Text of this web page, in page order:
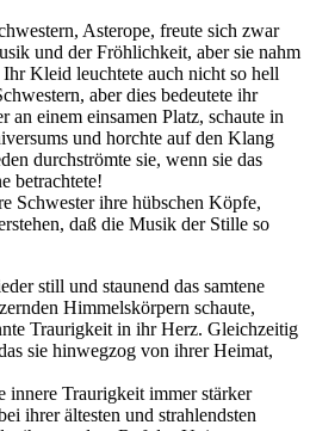
Asterope, freute sich zwar
und der Fröhlichkeit, aber sie nahm
Kleid leuchtete auch nicht so hell
aber dies bedeutete ihr
an einem einsamen Platz, schaute in
und horchte auf den Klang
durchströmte sie, wenn sie das
betrachtete!
Schwester ihre hübschen Köpfe,
daß die Musik der Stille so
still und staunend das samtene
Himmelskörpern schaute,
Traurigkeit in ihr Herz. Gleichzeitig
sie hinwegzog von ihrer Heimat,
innere Traurigkeit immer stärker
ihrer ältesten und strahlendsten